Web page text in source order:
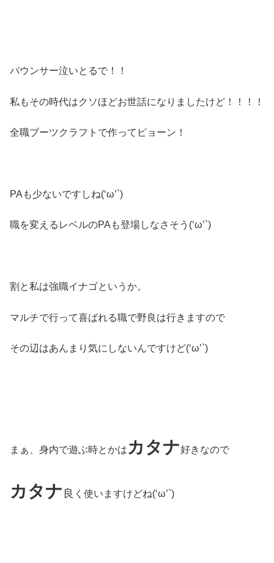
バウンサー泣いとるで！！
私もその時代はクソほどお世話になりましたけど！！！！
全職ブーツクラフトで作ってピョーン！
PAも少ないですしね(‘ω’`)
職を変えるレベルのPAも登場しなさそう(‘ω’`)
割と私は強職イナゴというか。
マルチで行って喜ばれる職で野良は行きますので
その辺はあんまり気にしないんですけど(‘ω’`)
まぁ、身内で遊ぶ時とかは カタナ好きなので
カタナ 良 く使いますけどね(‘ω’`)